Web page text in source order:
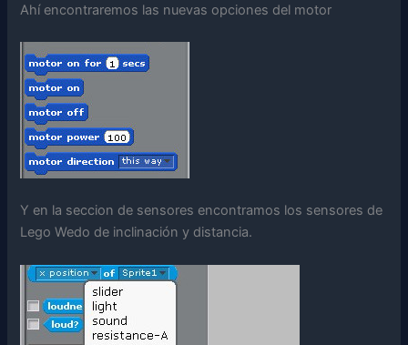
Ahí encontraremos las nuevas opciones del motor
Y en la seccion de sensores encontramos los sensores de
Lego Wedo de inclinación y distancia.